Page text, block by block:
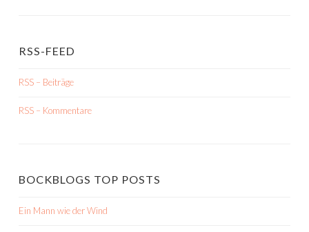
RSS-FEED
RSS – Beiträge
RSS – Kommentare
BOCKBLOGS TOP POSTS
Ein Mann wie der Wind